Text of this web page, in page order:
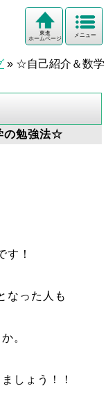
メニュー
東進
ホームページ
» ☆自己紹介＆数学
の勉強法☆
す！
なった人も
。
しょう！！